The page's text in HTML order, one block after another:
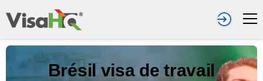
Brésil visa de travail